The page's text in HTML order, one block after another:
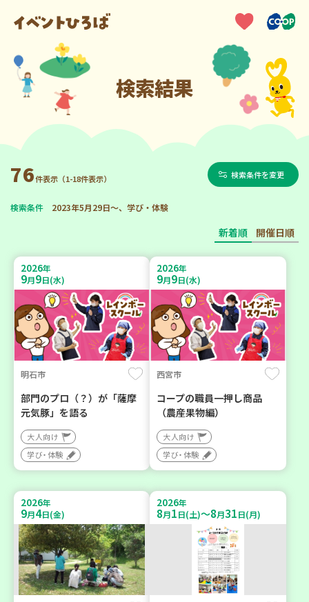
検索結果
76件表示（1-18件表示） 検索条件を変更
検索条件 2023年5月29日～、学び・体験
新着順 開催日順
2026年
9月9日(水)
明石市
部門のプロ（？）が「薩摩
元気豚」を語る
大人向け
学び・体験
2026年
9月9日(水)
西宮市
コープの職員一押し商品
（農産果物編）
大人向け
学び・体験
2026年
9月4日(金)
2026年
8月1日(土)～8月31日(月)